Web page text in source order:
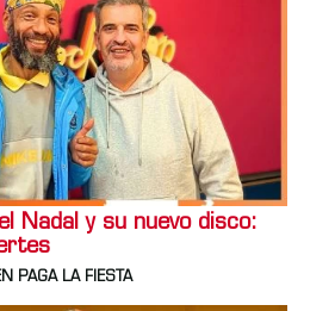
Nadal y su nuevo disco:
PAGA LA FIESTA